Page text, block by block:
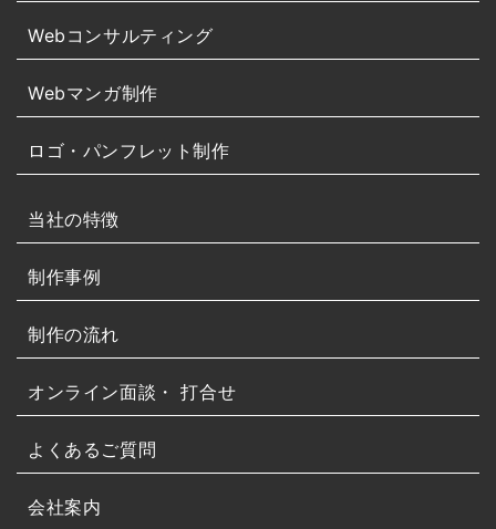
Webコンサルティング
Webマンガ制作
ロゴ・パンフレット制作
当社の特徴
制作事例
制作の流れ
オンライン面談・ 打合せ
よくあるご質問
会社案内